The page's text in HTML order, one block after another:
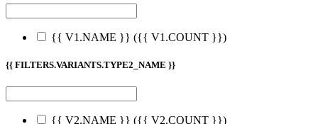
{{ V1.NAME }} ({{ V1.COUNT }})
{{ FILTERS.VARIANTS.TYPE2_NAME }}
{{ V2.NAME }} ({{ V2.COUNT }})